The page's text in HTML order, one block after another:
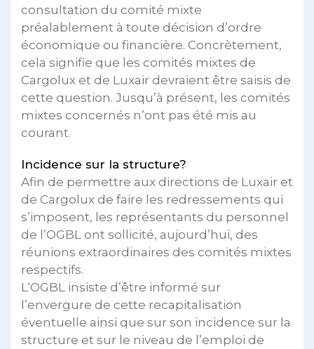
consultation du comité mixte
préalablement à toute décision d’ordre
économique ou financière. Concrètement,
cela signifie que les comités mixtes de
Cargolux et de Luxair devraient être saisis de
cette question. Jusqu’à présent, les comités
mixtes concernés n’ont pas été mis au
courant.
Incidence sur la structure?
Afin de permettre aux directions de Luxair et
de Cargolux de faire les redressements qui
s’imposent, les représentants du personnel
de l’OGBL ont sollicité, aujourd’hui, des
réunions extraordinaires des comités mixtes
respectifs.
L‘OGBL insiste d’être informé sur
l’envergure de cette recapitalisation
éventuelle ainsi que sur son incidence sur la
structure et sur le niveau de l’emploi de